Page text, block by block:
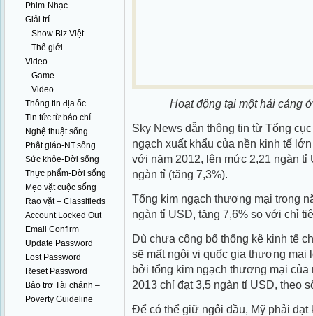
Phim-Nhạc
Giải trí
Show Biz Việt
Thế giới
Video
Game
Video
Thông tin địa ốc
Tin tức từ báo chí
Nghệ thuật sống
Phật giáo-NT.sống
Sức khỏe-Đời sống
Thực phẩm-Đời sống
Mẹo vặt cuộc sống
Rao vặt – Classifieds
Account Locked Out
Email Confirm
Update Password
Lost Password
Reset Password
Bảo trợ Tài chánh –
Poverty Guideline
Hoạt động tại một hải cảng
Sky News dẫn thông tin từ Tổng
ngạch xuất khẩu của nền kinh tế
với năm 2012, lên mức 2,21 ngàn tỉ
ngàn tỉ (tăng 7,3%).
Tổng kim ngạch thương mại trong
ngàn tỉ USD, tăng 7,6% so với chỉ
Dù chưa công bố thống kê kinh tế
sẽ mất ngôi vị quốc gia thương mại
bởi tổng kim ngạch thương mại
2013 chỉ đạt 3,5 ngàn tỉ USD, theo
Để có thể giữ ngôi đầu, Mỹ phải đạt